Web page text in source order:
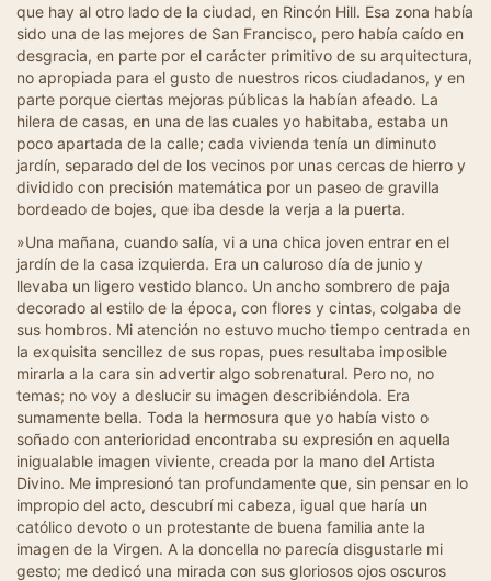
que hay al otro lado de la ciudad, en Rincón Hill. Esa zona había
sido una de las mejores de San Francisco, pero había caído en
desgracia, en parte por el carácter primitivo de su arquitectura,
no apropiada para el gusto de nuestros ricos ciudadanos, y en
parte porque ciertas mejoras públicas la habían afeado. La
hilera de casas, en una de las cuales yo habitaba, estaba un
poco apartada de la calle; cada vivienda tenía un diminuto
jardín, separado del de los vecinos por unas cercas de hierro y
dividido con precisión matemática por un paseo de gravilla
bordeado de bojes, que iba desde la verja a la puerta.
»Una mañana, cuando salía, vi a una chica joven entrar en el
jardín de la casa izquierda. Era un caluroso día de junio y
llevaba un ligero vestido blanco. Un ancho sombrero de paja
decorado al estilo de la época, con flores y cintas, colgaba de
sus hombros. Mi atención no estuvo mucho tiempo centrada en
la exquisita sencillez de sus ropas, pues resultaba imposible
mirarla a la cara sin advertir algo sobrenatural. Pero no, no
temas; no voy a deslucir su imagen describiéndola. Era
sumamente bella. Toda la hermosura que yo había visto o
soñado con anterioridad encontraba su expresión en aquella
inigualable imagen viviente, creada por la mano del Artista
Divino. Me impresionó tan profundamente que, sin pensar en lo
impropio del acto, descubrí mi cabeza, igual que haría un
católico devoto o un protestante de buena familia ante la
imagen de la Virgen. A la doncella no parecía disgustarle mi
gesto; me dedicó una mirada con sus gloriosos ojos oscuros